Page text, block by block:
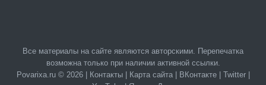
Все материалы на сайте являются авторскими. Перепечатка
возможна только при наличии активной ссылки.
Povarixa.ru © 2026 |
Контакты| Карта сайта| ВКонтакте| Twitter|